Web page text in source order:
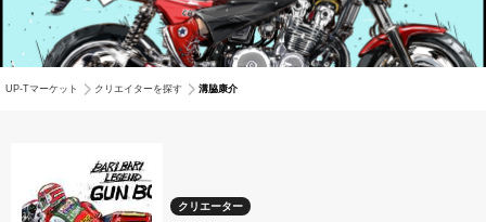
UP-Tマーケット クリエイターを探す 溝脇康介
クリエーター